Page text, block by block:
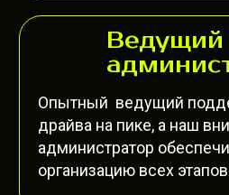
Опытный ведущий
драйва на пике, а наш
администратор
организацию всех
Ведущий